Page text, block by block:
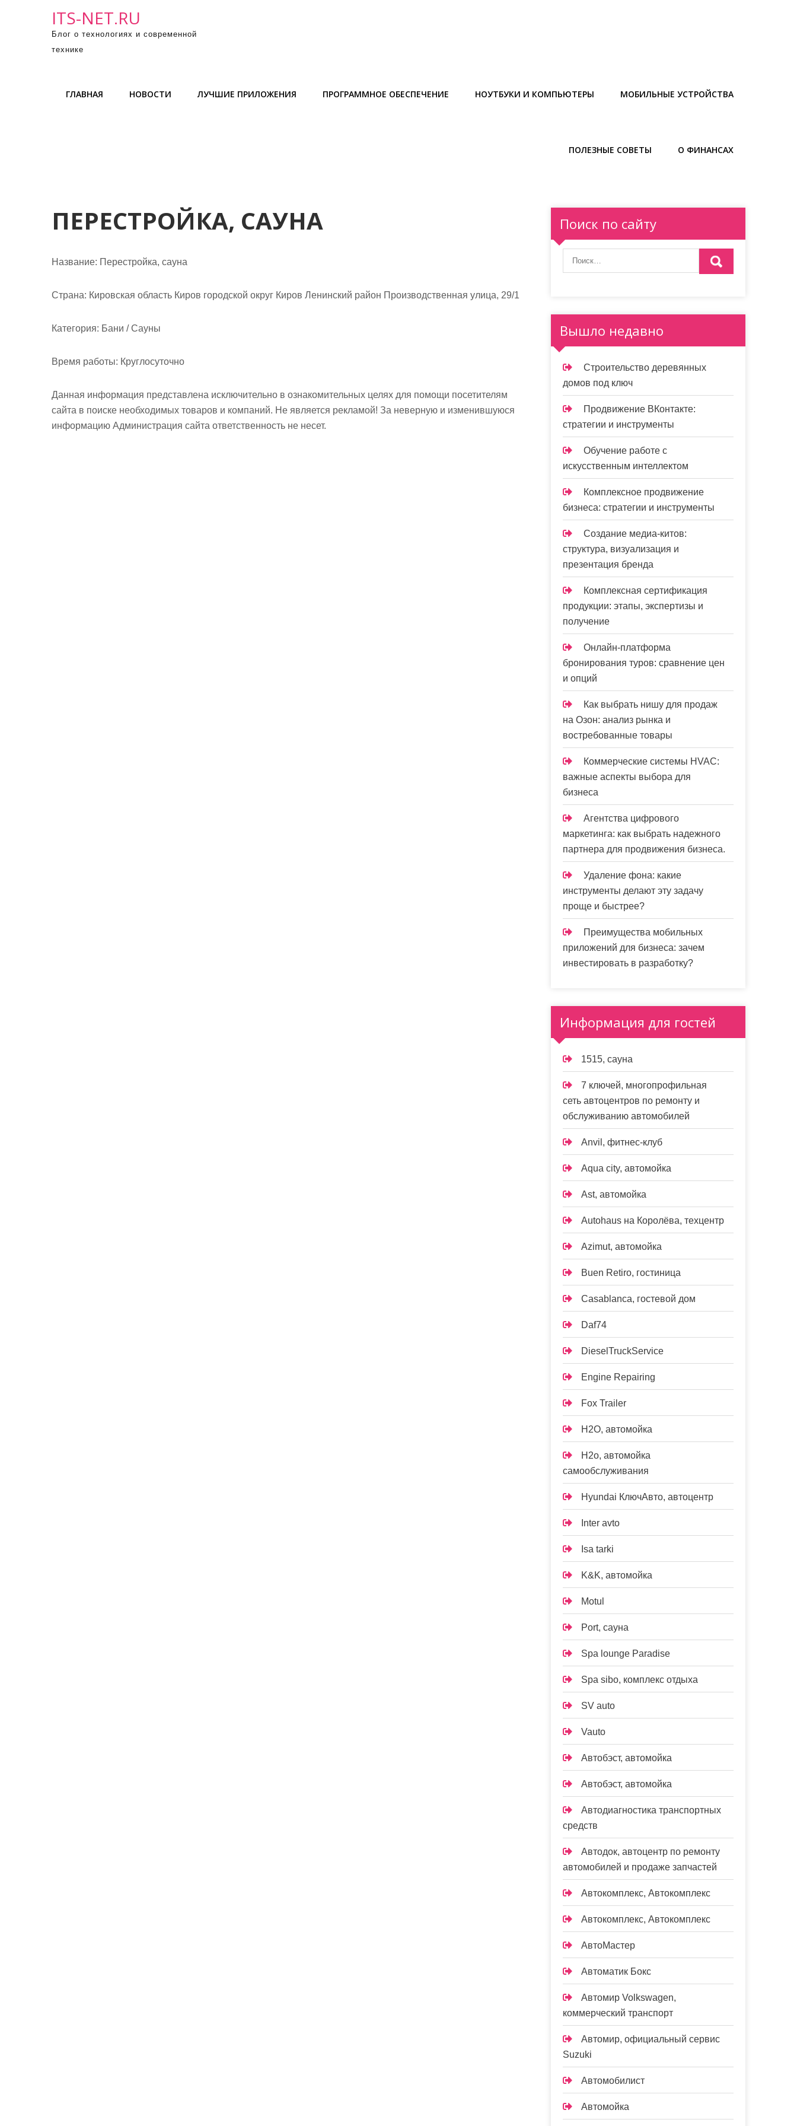
ITS-NET.RU
Блог о технологиях и современной
технике
ГЛАВНАЯ НОВОСТИ ЛУЧШИЕ ПРИЛОЖЕНИЯ ПРОГРАММНОЕ ОБЕСПЕЧЕНИЕ НОУТБУКИ И КОМПЬЮТЕРЫ МОБИЛЬНЫЕ УСТРОЙСТВА
ПОЛЕЗНЫЕ СОВЕТЫ О ФИНАНСАХ
ПЕРЕСТРОЙКА, САУНА
Название: Перестройка, сауна
Страна: Кировская область Киров городской округ Киров Ленинский район Производственная улица, 29/1
Категория: Бани / Сауны
Время работы: Круглосуточно
Данная информация представлена исключительно в ознакомительных целях для помощи посетителям
сайта в поиске необходимых товаров и компаний. Не является рекламой! За неверную и изменившуюся
информацию Администрация сайта ответственность не несет.
Поиск по сайту
Вышло недавно
Строительство деревянных
домов под ключ
Продвижение ВКонтакте:
стратегии и инструменты
Обучение работе с
искусственным интеллектом
Комплексное продвижение
бизнеса: стратегии и инструменты
Создание медиа-китов:
структура, визуализация и
презентация бренда
Комплексная сертификация
продукции: этапы, экспертизы и
получение
Онлайн-платформа
бронирования туров: сравнение цен
и опций
Как выбрать нишу для продаж
на Озон: анализ рынка и
востребованные товары
Коммерческие системы HVAC:
важные аспекты выбора для
бизнеса
Агентства цифрового
маркетинга: как выбрать надежного
партнера для продвижения бизнеса.
Удаление фона: какие
инструменты делают эту задачу
проще и быстрее?
Преимущества мобильных
приложений для бизнеса: зачем
инвестировать в разработку?
Информация для гостей
1515, сауна
7 ключей, многопрофильная
сеть автоцентров по ремонту и
обслуживанию автомобилей
Anvil, фитнес-клуб
Aqua city, автомойка
Ast, автомойка
Autohaus на Королёва, техцентр
Azimut, автомойка
Buen Retiro, гостиница
Casablanca, гостевой дом
Daf74
DieselTruckService
Engine Repairing
Fox Trailer
H2O, автомойка
H2o, автомойка
самообслуживания
Hyundai КлючАвто, автоцентр
Inter avto
Isa tarki
K&K, автомойка
Motul
Port, сауна
Spa lounge Paradise
Spa sibo, комплекс отдыха
SV auto
Vauto
Автобэст, автомойка
Автобэст, автомойка
Автодиагностика транспортных
средств
Автодок, автоцентр по ремонту
автомобилей и продаже запчастей
Автокомплекс, Автокомплекс
Автокомплекс, Автокомплекс
АвтоМастер
Автоматик Бокс
Автомир Volkswagen,
коммерческий транспорт
Автомир, официальный сервис
Suzuki
Автомобилист
Автомойка